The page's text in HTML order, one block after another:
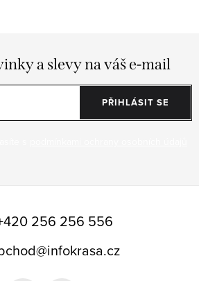
a slevy na váš e-mail
PŘIHLÁSIT SE
256 256 556
@infokrasa.cz